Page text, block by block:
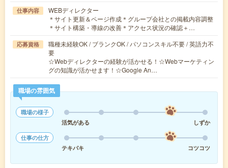
仕事内容
WEBディレクター
＊サイト更新＆ページ作成＊グループ会社との掲載内容調整
＊サイト構築・導線の改善＊アクセス状況の確認＋…
応募資格
職種未経験OK / ブランクOK / パソコンスキル不要 / 英語力不
要
☆Webディレクターの経験が活かせる！☆Webマーケティン
グの知識が活かせます！☆Google An…
職場の雰囲気
職場の様子
活気がある
しずか
仕事の仕方
テキパキ
コツコツ